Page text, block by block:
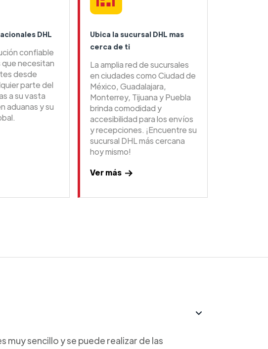
DHL
confiable
que necesitan
desde
parte del
a su vasta
aduanas y su
Ubica la sucursal DHL mas
cerca de ti
La amplia red de sucursales
en ciudades como Ciudad de
México, Guadalajara,
Monterrey, Tijuana y Puebla
brinda comodidad y
accesibilidad para los envíos
y recepciones. ¡Encuentre su
sucursal DHL más cercana
hoy mismo!
Ver más
muy sencillo y se puede realizar de las